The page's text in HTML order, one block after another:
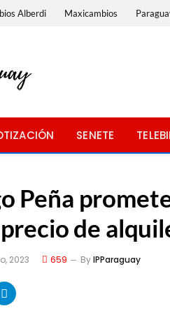
Alberdi Maxicambios
SENETE
Peña
precio de
2023 659 ByIPParaguay